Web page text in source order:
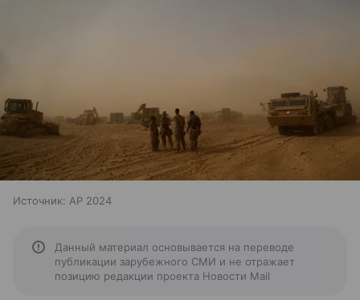
Источник: AP 2024
Данный материал основывается на переводе
публикации зарубежного СМИ и не отражает
позицию редакции проекта Новости Mail